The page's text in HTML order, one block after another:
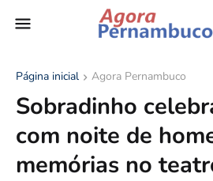
Página inicial Agora Pernambuco
Sobradinho
com noite de
memórias no